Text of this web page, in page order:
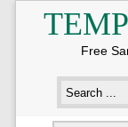
Free